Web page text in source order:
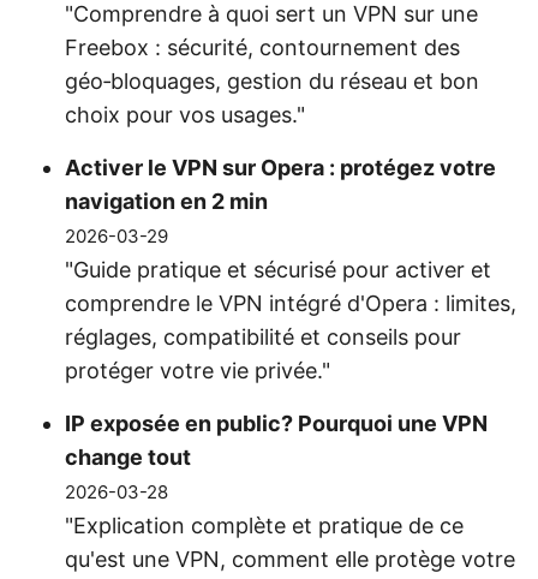
"Comprendre à quoi sert un VPN sur une
Freebox : sécurité, contournement des
géo‑bloquages, gestion du réseau et bon
choix pour vos usages."
Activer le VPN sur Opera : protégez votre
navigation en 2 min
2026-03-29
"Guide pratique et sécurisé pour activer et
comprendre le VPN intégré d'Opera : limites,
réglages, compatibilité et conseils pour
protéger votre vie privée."
IP exposée en public? Pourquoi une VPN
change tout
2026-03-28
"Explication complète et pratique de ce
qu'est une VPN, comment elle protège votre